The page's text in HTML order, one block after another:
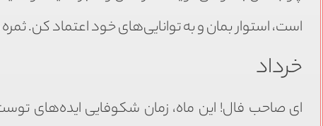
است، استوار بمان و به توانایی‌های خود اعتماد کن.
خرداد
ای صاحب فال! این ماه، زمان شکوفایی ایده‌های